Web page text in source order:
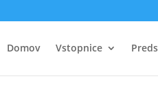
Domov Vstopnice